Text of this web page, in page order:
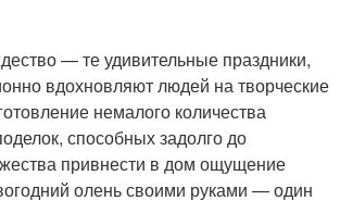
— те удивительные праздники,
вдохновляют людей на творческие
немалого количества
способных задолго до
привнести в дом ощущение
олень своими руками — один